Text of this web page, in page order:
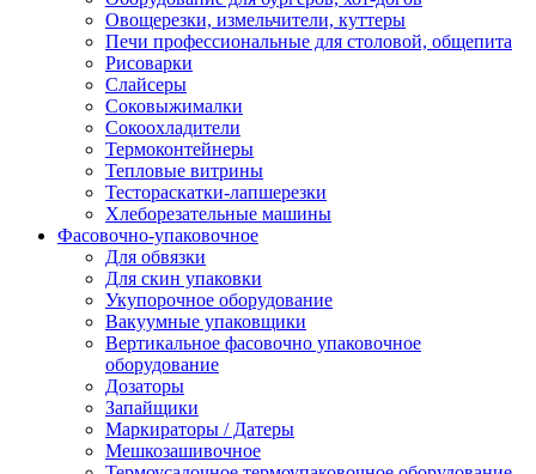
Овощерезки, измельчители, куттеры
Печи профессиональные для столовой, общепита
Рисоварки
Слайсеры
Соковыжималки
Сокоохладители
Термоконтейнеры
Тепловые витрины
Тестораскатки-лапшерезки
Хлеборезательные машины
Фасовочно-упаковочное
Для обвязки
Для скин упаковки
Укупорочное оборудование
Вакуумные упаковщики
Вертикальное фасовочно упаковочное
оборудование
Дозаторы
Запайщики
Маркираторы / Датеры
Мешкозашивочное